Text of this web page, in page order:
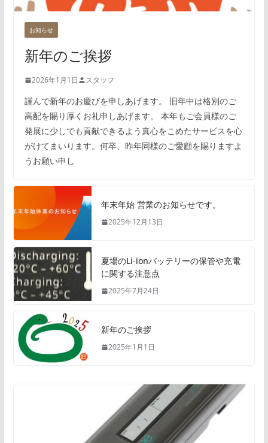
お知らせ
新年のご挨拶
2026年1月1日 スタッフ
謹んで新年のお慶びを申しあげます。 旧年中は格別のご
高配を賜り厚くお礼申しあげます。 本年もご会員様のご
発展に少しでも貢献できるよう真心をこめたサービスを心
がけてまいります。何卒、昨年同様のご愛顧を賜りますよ
うお願い申し
年末年始 営業のお知らせです。
2025年12月13日
夏場のLi-ionバッテリーの保管や充電
に関する注意点
2025年7月24日
新年のご挨拶
2025年1月1日